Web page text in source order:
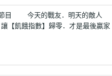
的節目 今天的戰友．明天的敵
【飢餓指數】歸零．才是最後